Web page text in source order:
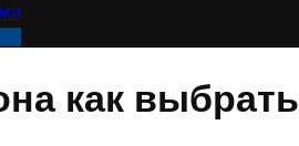
как выбрать